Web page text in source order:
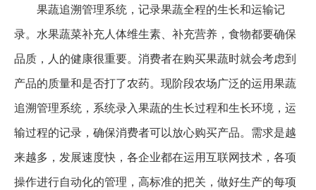
果蔬追溯管理系统，记录果蔬全程的生长和运输记
录。水果蔬菜补充人体维生素、补充营养，食物都要确保
品质，人的健康很重要。消费者在购买果蔬时就会考虑到
产品的质量和是否打了农药。现阶段农场广泛的运用果蔬
追溯管理系统，系统录入果蔬的生长过程和生长环境，运
输过程的记录，确保消费者可以放心购买产品。需求是越
来越多，发展速度快，各企业都在运用互联网技术，各项
操作进行自动化的管理，高标准的把关，做好生产的每项